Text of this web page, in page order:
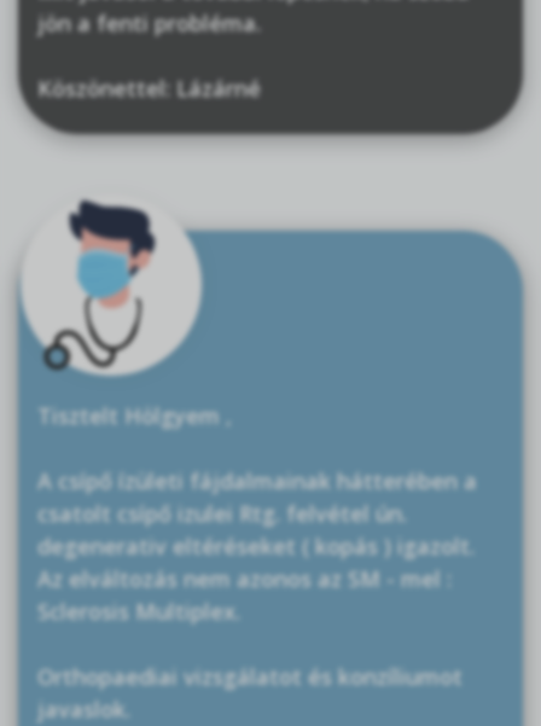
jön a fenti probléma.
Köszönettel: Lázárné
Tisztelt Hölgyem ,
A csípő ízületi fájdalmainak hátterében a
csatolt csípő izulei Rtg. felvétel ún.
degenerativ eltéréseket ( kopás ) igazolt.
Az elváltozás nem azonos az SM - mel :
Sclerosis Multiplex.
Orthopaediai vizsgálatot és konzíliumot
javaslok.